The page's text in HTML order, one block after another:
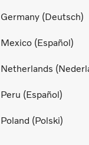
Germany (Deutsch)
Mexico (Español)
Netherlands
Peru (Español)
Poland (Polski)